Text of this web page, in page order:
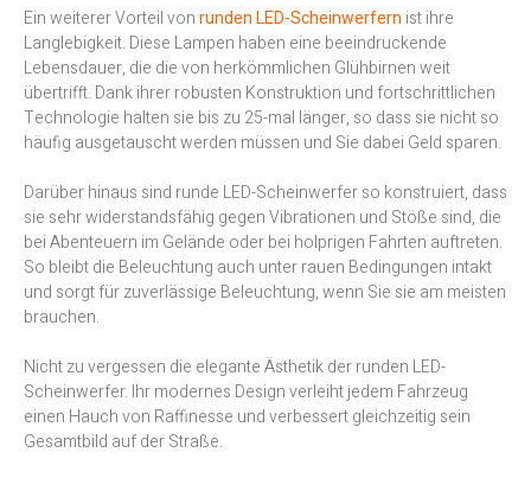
Ein weiterer Vorteil vonrunden LED-Scheinwerfern ist ihre
Langlebigkeit. Diese Lampen haben eine beeindruckende
Lebensdauer, die die von herkömmlichen Glühbirnen weit
übertrifft. Dank ihrer robusten Konstruktion und fortschrittlichen
Technologie halten sie bis zu 25-mal länger, so dass sie nicht so
häufig ausgetauscht werden müssen und Sie dabei Geld sparen.
Darüber hinaus sind runde LED-Scheinwerfer so konstruiert, dass
sie sehr widerstandsfähig gegen Vibrationen und Stöße sind, die
bei Abenteuern im Gelände oder bei holprigen Fahrten auftreten.
So bleibt die Beleuchtung auch unter rauen Bedingungen intakt
und sorgt für zuverlässige Beleuchtung, wenn Sie sie am meisten
brauchen.
Nicht zu vergessen die elegante Ästhetik der runden LED-
Scheinwerfer. Ihr modernes Design verleiht jedem Fahrzeug
einen Hauch von Raffinesse und verbessert gleichzeitig sein
Gesamtbild auf der Straße.